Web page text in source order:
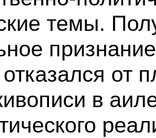
темы.
от
в